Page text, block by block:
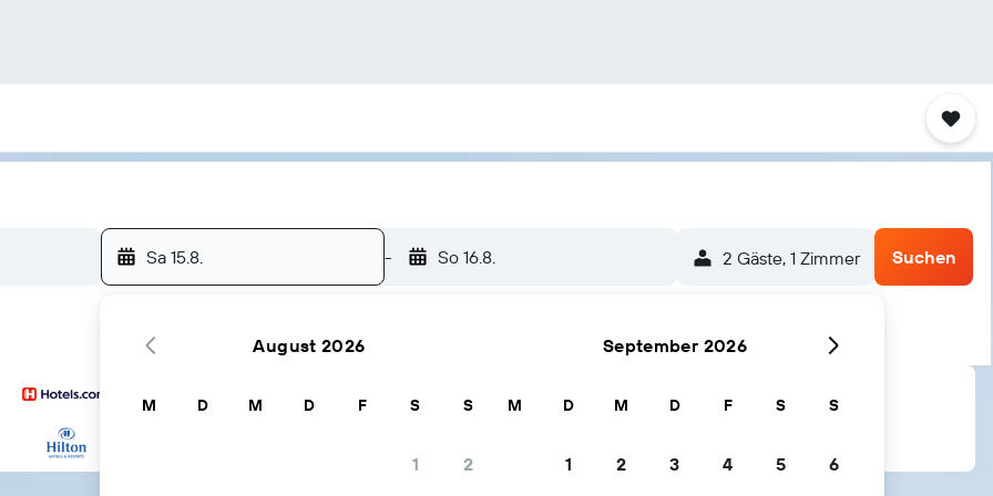
Sa 15.8. - So 16.8. 2 Gäste, 1 Zimmer Suchen
August 2026
M D M D F S S
1 2
September 2026
M D M D F S S
1 2 3 4 5 6